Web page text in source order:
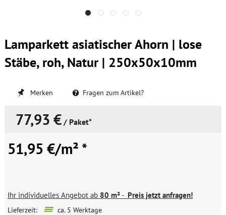
Lamparkett asiatischer Ahorn | lose
Stäbe, roh, Natur | 250x50x10mm
Merken Fragen zum Artikel?
77,93 € / Paket*
51,95 €/m² *
Ihr individuelles Angebot ab 80 m²- Preis jetzt anfragen!
Lieferzeit: ca. 5 Werktage